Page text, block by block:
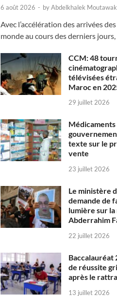
6 août 2026 - byAbdelkhalek
Avec l’accélération des arrivées
monde au cours des derniers jours,
CCM: 48
télévisées
Maroc en
29 juillet 2026
Médicaments
texte sur le
vente
23 juillet 2026
Le ministère
demande de
lumière sur
Abderrahim
22 juillet 2026
Baccalauréat
de réussite
après le
13 juillet 2026